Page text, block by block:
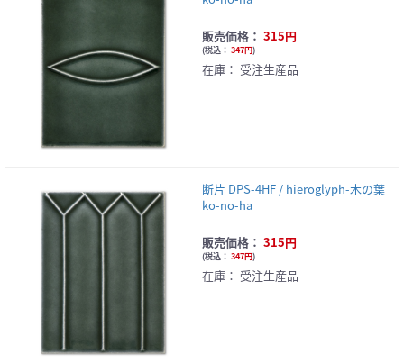
販売価格： 315円
(税込： 347円)
在庫： 受注生産品
断片 DPS-4HF / hieroglyph-木の葉
ko-no-ha
販売価格： 315円
(税込： 347円)
在庫： 受注生産品